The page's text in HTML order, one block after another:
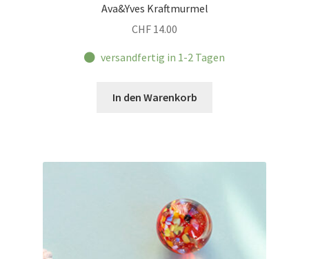
Ava&Yves Kraftmurmel
CHF 14.00
versandfertig in 1-2 Tagen
In den Warenkorb